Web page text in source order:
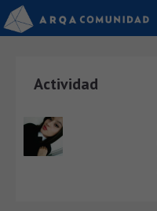
Actividad